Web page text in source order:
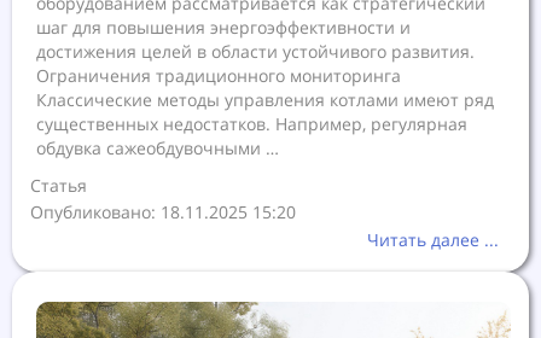
шаг для повышения энергоэффективности и
достижения целей в области устойчивого развития.
Ограничения традиционного мониторинга
Классические методы управления котлами имеют ряд
существенных недостатков. Например, регулярная
обдувка сажеобдувочными …
Статья
Опубликовано: 18.11.2025 15:20
Читать далее ...